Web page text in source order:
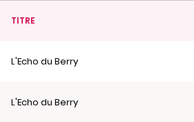
TITRE
L'Echo du Berry
L'Echo du Berry